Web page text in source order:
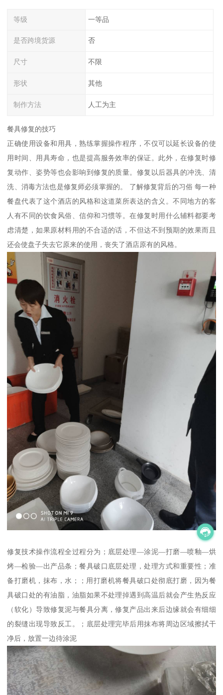
等级 一等品
是否跨境货源 否
尺寸 不限
形状 其他
制作方法 人工为主
餐具修复的技巧
正确使用设备和用具，熟练掌握操作程序，不仅可以延长设备的使
用时间、用具寿命，也是提高服务效率的保证。此外，在修复时修
复动作、姿势等也会影响到修复的质量。修复以后器具的冲洗、清
洗、消毒方法也是修复师必须掌握的。 了解修复背后的习俗 每一种
餐盘代表了这个酒店的风格和这道菜所表达的含义。不同地方的客
人有不同的饮食风俗、信仰和习惯等。在修复时用什么辅料都要考
虑清楚，如果原材料用的不合适的话，不但达不到预期的效果而且
还会使盘子失去它原来的使用，丧失了酒店原有的风格。
修复技术操作流程全过程分为；底层处理—涂泥—打磨—喷釉—烘
烤—检验—出产品条；餐具破口底层处理，处理方式和重要性；准
备打磨机，抹布，水；；用打磨机将餐具破口处彻底打磨，因为餐
具破口处的有油脂，油脂如果不处理掉遇到高温后就会产生热反应
（软化）导致修复泥与餐具分离，修复产品出来后边缘就会有细细
的裂缝出现导致反工。；底层处理完毕后用抹布将周边区域擦拭干
净后，放置一边待涂泥